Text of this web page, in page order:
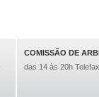
COMISSÃO DE
das 14 às 20h